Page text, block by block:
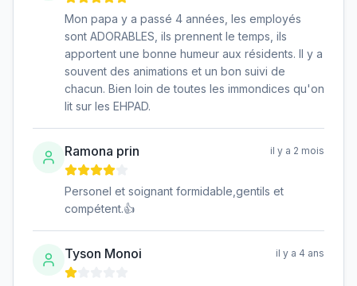
Mon papa y a passé 4 années, les employés
sont ADORABLES, ils prennent le temps, ils
apportent une bonne humeur aux résidents. Il y a
souvent des animations et un bon suivi de
chacun. Bien loin de toutes les immondices qu'on
lit sur les EHPAD.
Ramona prin il y a 2 mois
Personel et soignant formidable,gentils et
compétent.👍
Tyson Monoi il y a 4 ans